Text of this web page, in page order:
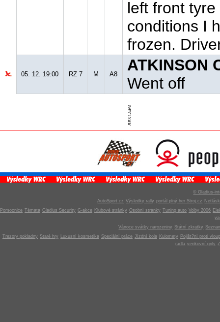
left front
conditions I
frozen.
05. 12. 19:00 RZ 7 M A8
ATKINSON
Went off
© Gladius-
AutoSport.cz Výsledky rally portál plný her Stroj.cz
Pomocnice Témata Gladius Security G-akce Klubové stránky Osobní stránky Tuning auto Volby 2006
Vánoce svátky narozeniny Státní zkratky
Trezory pokladny Staré hry Luxusní kosmetika Speciální práce Jízdní kola Kulomety
Pojišt?ní proti
radla venkovní grily